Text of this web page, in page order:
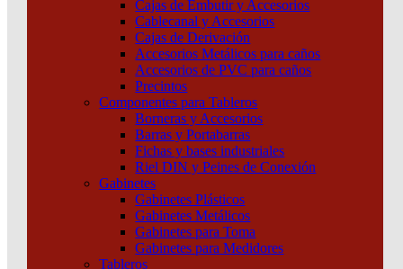
Cajas de Embutir y Accesorios
Cablecanal y Accesorios
Cajas de Derivación
Accesorios Metálicos para caños
Accesorios de PVC para caños
Precintos
Componentes para Tableros
Borneras y Accesorios
Barras y Portabarras
Fichas y bases industriales
Riel DIN y Peines de Conexión
Gabinetes
Gabinetes Plásticos
Gabinetes Metálicos
Gabinetes para Toma
Gabinetes para Medidores
Tableros